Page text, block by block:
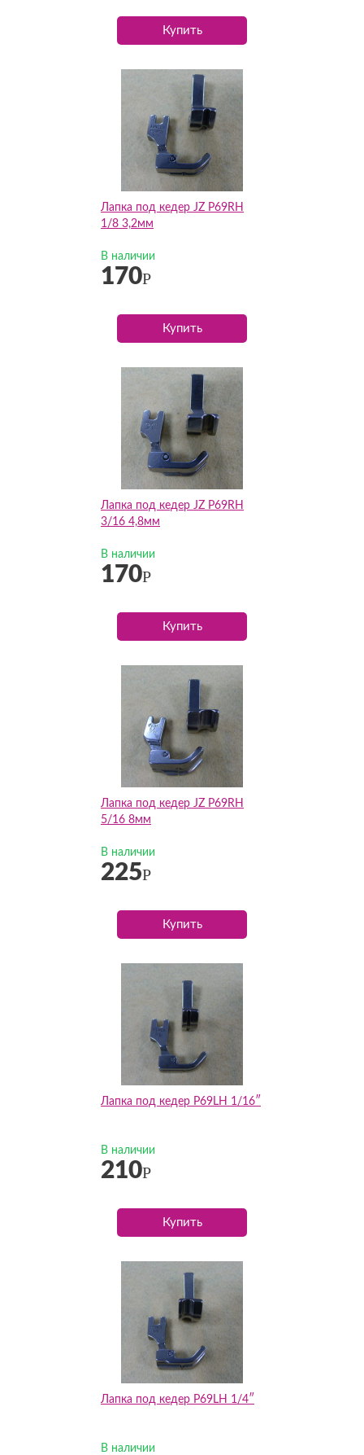
Купить
Лапка под кедер JZ P69RH
1/8 3,2мм
В наличии
170Р
Купить
Лапка под кедер JZ P69RH
3/16 4,8мм
В наличии
170Р
Купить
Лапка под кедер JZ P69RH
5/16 8мм
В наличии
225Р
Купить
Лапка под кедер P69LH 1/16″
В наличии
210Р
Купить
Лапка под кедер P69LH 1/4″
В наличии